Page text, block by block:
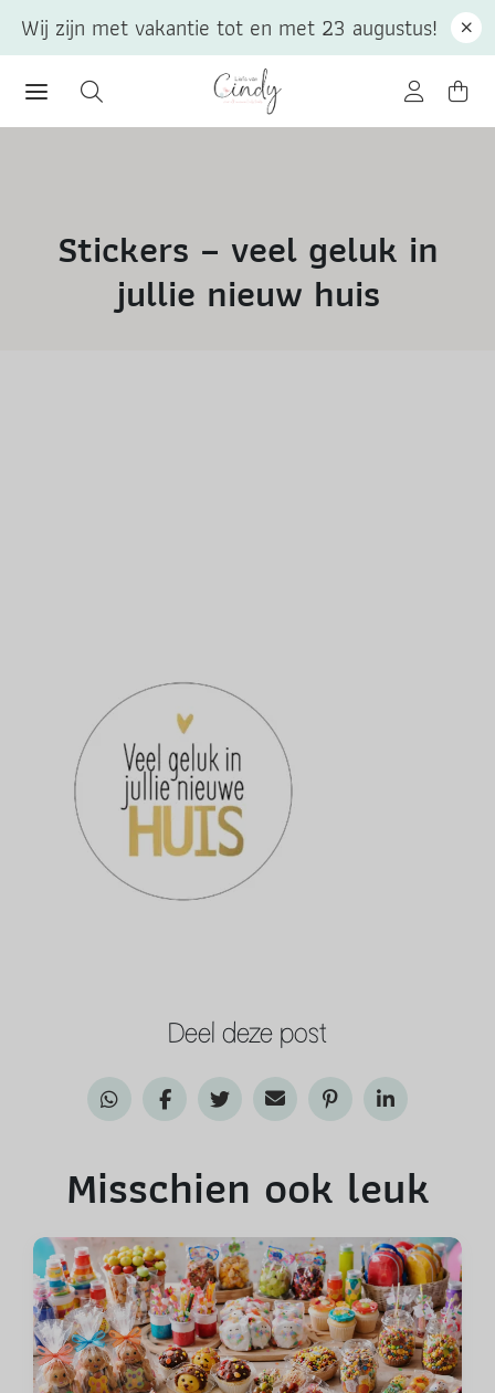
Stickers – veel geluk in
jullie nieuw huis
Deel deze post
Misschien ook leuk
Wij zijn met vakantie tot en met 23 augustus!